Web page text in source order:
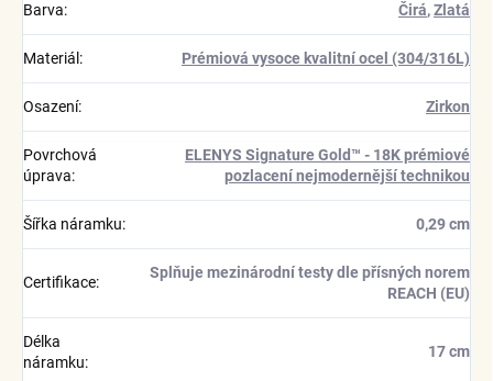
Barva: Čirá,Zlatá
Materiál : Prémiová vysoce kvalitní ocel (304/316L)
Osazení: Zirkon
Povrchová
úprava:
ELENYS Signature Gold™ - 18K prémiové
pozlacení nejmodernější technikou
Šířka náramku: 0,29 cm
Certifikace:
Splňuje mezinárodní testy dle přísných norem
REACH (EU)
Délka
náramku:
17 cm